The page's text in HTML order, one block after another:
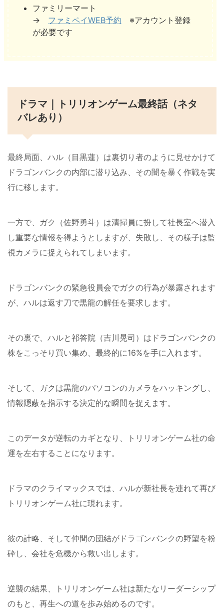
ファミリーマート
→ ファミペイWEB予約 ※アカウント登録
が必要です
ドラマ｜トリリオンゲーム最終話（ネタ
バレあり）
最終局面、ハル（目黒蓮）は裏切り者のように見せかけて
ドラゴンバンクの内部に潜り込み、その闇を暴く作戦を実
行に移します。
一方で、ガク（佐野勇斗）は清掃員に扮して社長室へ潜入
し重要な情報を得ようとしますが、失敗し、その様子は監
視カメラに捉えられてしまいます。
ドラゴンバンクの緊急役員会でガクの行為が暴露されます
が、ハルは返す刀で黒龍の解任を要求します。
その裏で、ハルと祁答院（吉川晃司）はドラゴンバンクの
株をこっそり買い集め、最終的に16%を手に入れます。
そして、ガクは黒龍のパソコンのカメラをハッキングし、
情報隠蔽を指示する決定的な瞬間を捉えます。
このデータが逆転のカギとなり、トリリオンゲーム社の命
運を左右することになります。
ドラマのクライマックスでは、ハルが新社長を連れて再び
トリリオンゲーム社に現れます。
彼の計略、そして仲間の団結がドラゴンバンクの野望を粉
砕し、会社を危機から救い出します。
逆襲の結果、トリリオンゲーム社は新たなリーダーシップ
のもと、再生への道を歩み始めるのです。